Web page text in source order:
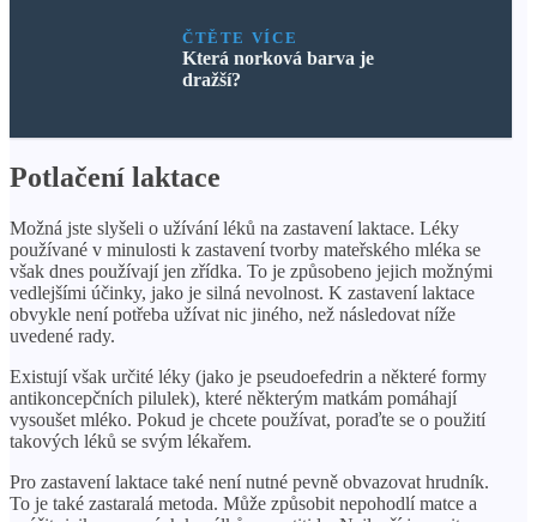
ČTĚTE VÍCE
Která norková barva je
dražší?
Potlačení laktace
Možná jste slyšeli o užívání léků na zastavení laktace. Léky
používané v minulosti k zastavení tvorby mateřského mléka se
však dnes používají jen zřídka. To je způsobeno jejich možnými
vedlejšími účinky, jako je silná nevolnost. K zastavení laktace
obvykle není potřeba užívat nic jiného, ​​než následovat níže
uvedené rady.
Existují však určité léky (jako je pseudoefedrin a některé formy
antikoncepčních pilulek), které některým matkám pomáhají
vysoušet mléko. Pokud je chcete používat, poraďte se o použití
takových léků se svým lékařem.
Pro zastavení laktace také není nutné pevně obvazovat hrudník.
To je také zastaralá metoda. Může způsobit nepohodlí matce a